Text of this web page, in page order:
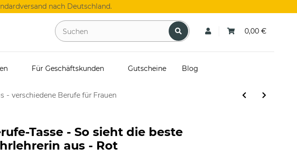
nach Deutschland.
0,00 €
Für Geschäftskunden Gutscheine Blog
- verschiedene Berufe für Frauen
Tasse - So sieht die beste
aus - Rot